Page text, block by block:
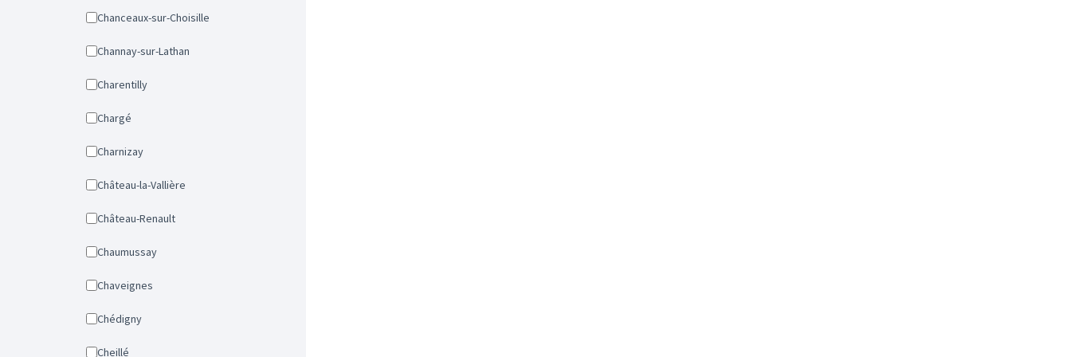
Chanceaux-sur-Choisille
Channay-sur-Lathan
Charentilly
Chargé
Charnizay
Château-la-Vallière
Château-Renault
Chaumussay
Chaveignes
Chédigny
Cheillé